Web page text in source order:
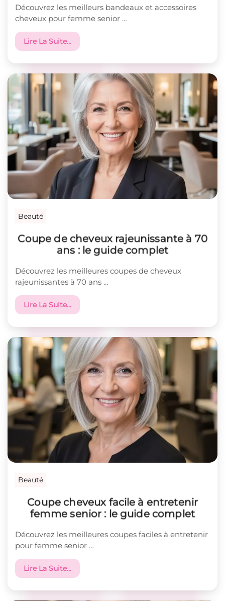
Découvrez les meilleurs bandeaux et accessoires
cheveux pour femme senior …
Lire La Suite…
Beauté
Coupe de cheveux rajeunissante à 70
ans : le guide complet
Découvrez les meilleures coupes de cheveux
rajeunissantes à 70 ans …
Lire La Suite…
Beauté
Coupe cheveux facile à entretenir
femme senior : le guide complet
Découvrez les meilleures coupes faciles à entretenir
pour femme senior …
Lire La Suite…